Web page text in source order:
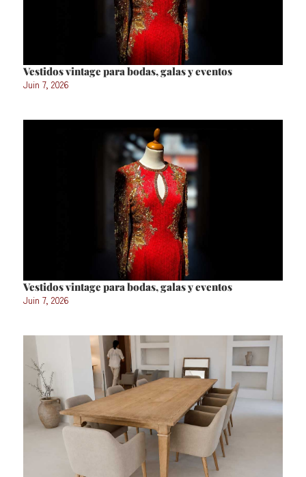
Vestidos vintage para bodas, galas y eventos
Juin 7, 2026
Vestidos vintage para bodas, galas y eventos
Juin 7, 2026